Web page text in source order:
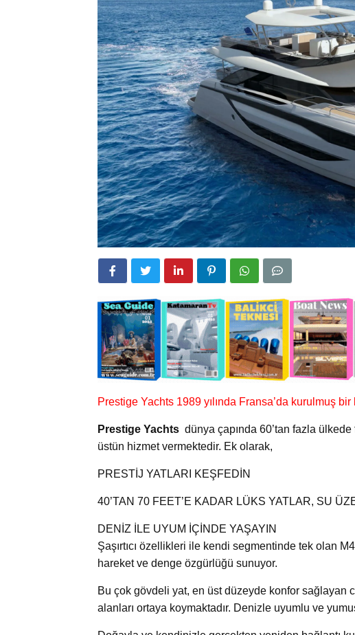
Prestige Yachts 1989 yılında Fransa’da kurulmuş
Prestige Yachts dünya çapında 60’tan fazla
üstün hizmet vermektedir. Ek olarak,
PRESTİJ YATLARI KEŞFEDİN
40’TAN 70 FEET’E KADAR LÜKS YATLAR, SU
DENİZ İLE UYUM İÇİNDE YAŞAYIN
Şaşırtıcı özellikleri ile kendi segmentinde tek olan
hareket ve denge özgürlüğü sunuyor.
Bu çok gövdeli yat, en üst düzeyde konfor sağlayan
alanları ortaya koymaktadır. Denizle uyumlu ve